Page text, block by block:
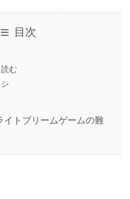
目次
む
イトブリームゲームの難